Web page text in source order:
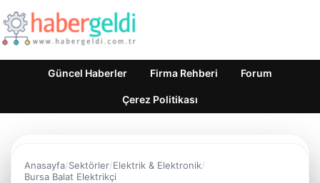
Güncel Haberler Firma Rehberi Forum
Çerez Politikası
Anasayfa Sektörler Elektrik & Elektronik
Bursa Balat Elektrikçi